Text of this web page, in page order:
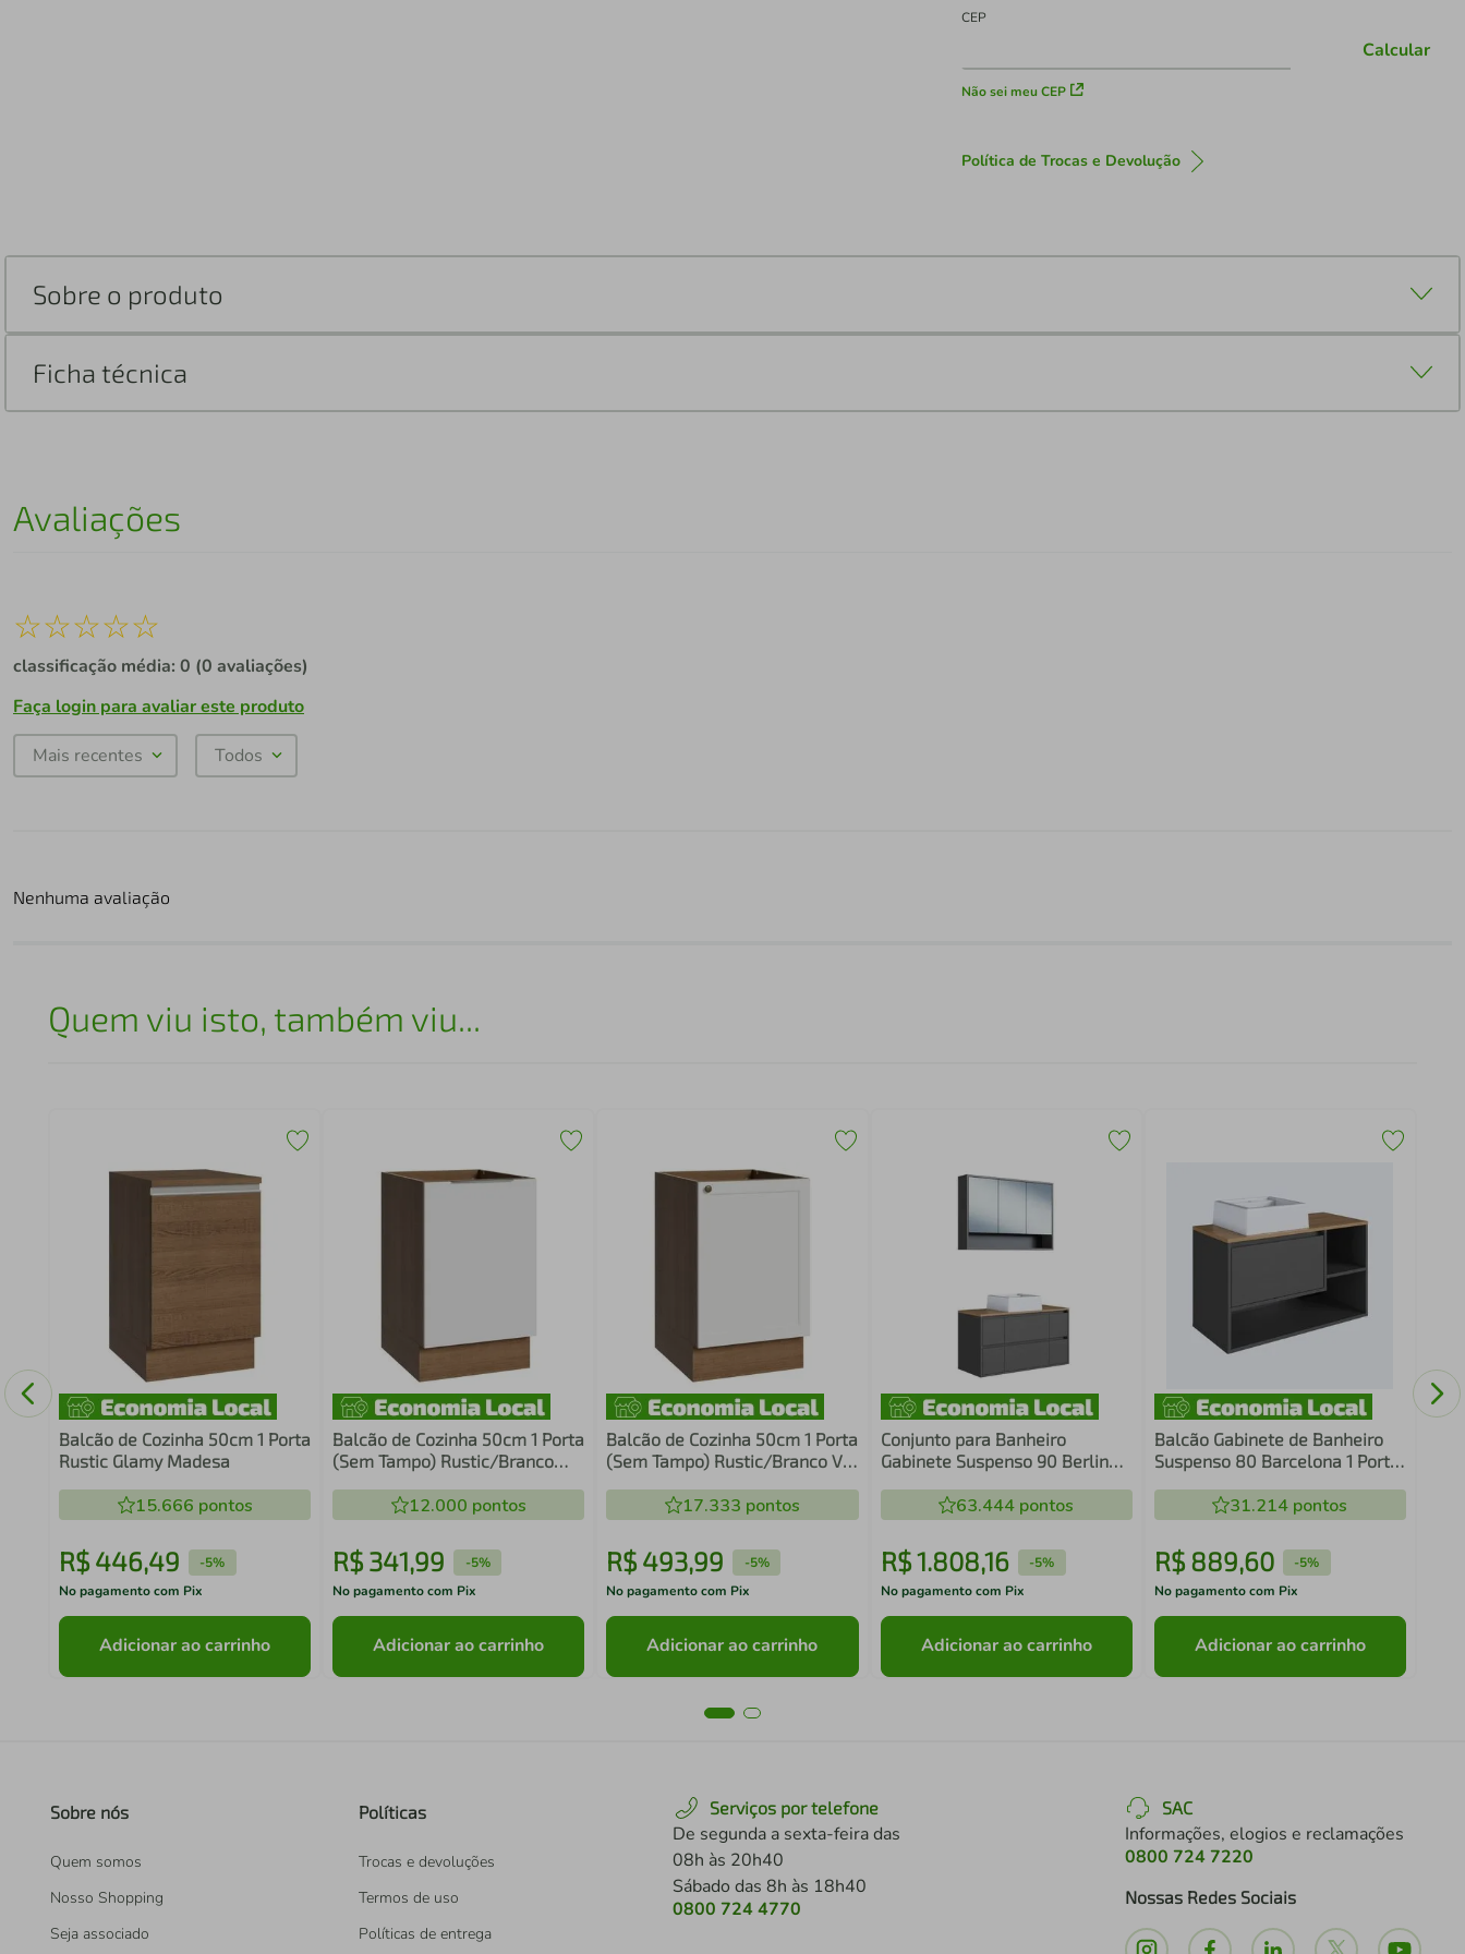
CEP
Não sei meu CEP
Calcular
Política de Trocas e Devolução
Sobre o produto
Ficha técnica
Avaliações
☆☆☆☆☆
classificação média: 0 (0 avaliações)
Faça login para avaliar este produto
Mais recentes Todos
Nenhuma avaliação
Quem viu isto, também viu...
Balcão de Cozinha 50cm 1 Porta
Rustic Glamy Madesa
15.666 pontos
R$ 446,49 -5%
No pagamento com Pix
Adicionar ao carrinho
Balcão de Cozinha 50cm 1 Porta
(Sem Tampo) Rustic/Branco
12.000 pontos
R$ 341,99 -5%
No pagamento com Pix
Adicionar ao carrinho
Balcão de Cozinha 50cm 1 Porta
(Sem Tampo) Rustic/Branco Vik
17.333 pontos
R$493,99 -5%
No pagamento com Pix
Adicionar ao carrinho
Conjunto para Banheiro
Gabinete Suspenso 90 Berlin
63.444 pontos
R$1.808,16 -5%
No pagamento com Pix
Adicionar ao carrinho
Balcão Gabinete de Banheiro
Suspenso 80 Barcelona 1 Porta
31.214 pontos
R$ 889,60 -5%
No pagamento com Pix
Adicionar ao carrinho
Sobre nós
Quem somos
Nosso Shopping
Seja associado
Políticas
Trocas e devoluções
Termos de uso
Políticas de entrega
Serviços por telefone
De segunda a sexta-feira das
08h às 20h40
Sábado das 8h às 18h40
0800 724 4770
SAC
Informações, elogios e reclamações
0800 724 7220
Nossas Redes Sociais